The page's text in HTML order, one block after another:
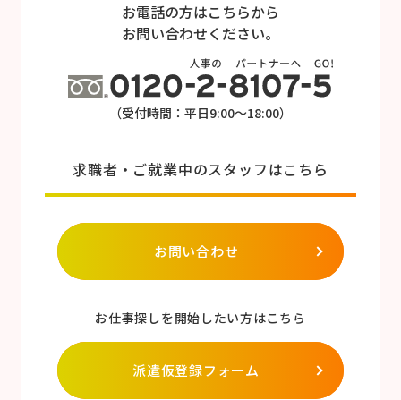
お電話の方はこちらから
お問い合わせください。
（受付時間：平日9:00～18:00）
求職者・ご就業中のスタッフはこちら
お問い合わせ
お仕事探しを開始したい方はこちら
派遣仮登録フォーム